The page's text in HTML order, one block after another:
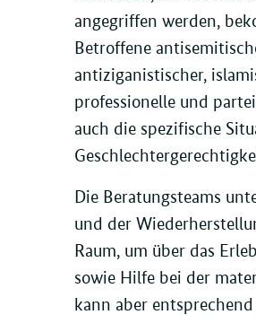
angegriffen werden,
Betroffene
antiziganistischer,
professionelle und
auch die spezifische
Die Beratungsteams
und der
Raum, um über das
sowie Hilfe bei der
kann aber